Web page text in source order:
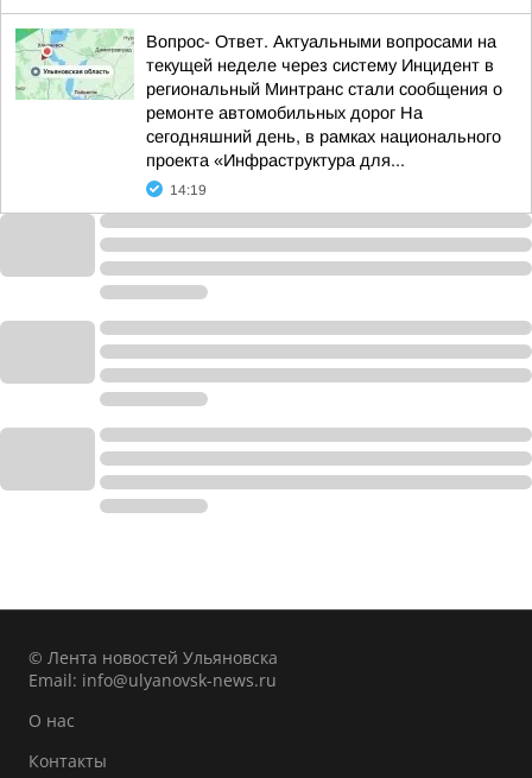
Вопрос- Ответ. Актуальными вопросами на
текущей неделе через систему Инцидент в
региональный Минтранс стали сообщения о
ремонте автомобильных дорог На
сегодняшний день, в рамках национального
проекта «Инфраструктура для...
14:19
© Лента новостей Ульяновска
Email: info@ulyanovsk-news.ru
О нас
Контакты